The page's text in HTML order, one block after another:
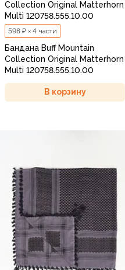
Collection Original Matterhorn
Multi 120758.555.10.00
598 ₽ × 4 части
Бандана Buff Mountain
Collection Original Matterhorn
Multi 120758.555.10.00
В корзину